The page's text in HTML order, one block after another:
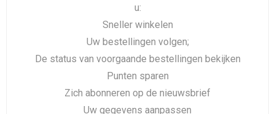
u:
Sneller winkelen
Uw bestellingen volgen;
De status van voorgaande bestellingen bekijken
Punten sparen
Zich abonneren op de nieuwsbrief
Uw gegevens aanpassen